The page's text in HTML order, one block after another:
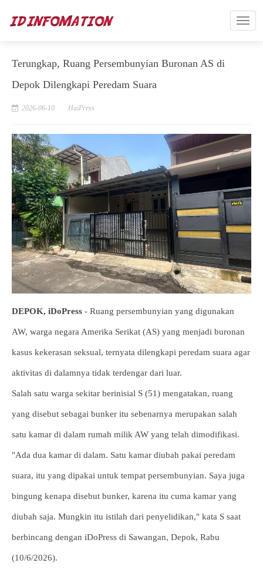
Terungkap, Ruang Persembunyian Buronan AS di
Depok Dilengkapi Peredam Suara
2026-06-10 HaiPress
DEPOK, iDoPress - Ruang persembunyian yang digunakan
AW, warga negara Amerika Serikat (AS) yang menjadi buronan
kasus kekerasan seksual, ternyata dilengkapi peredam suara agar
aktivitas di dalamnya tidak terdengar dari luar.
Salah satu warga sekitar berinisial S (51) mengatakan, ruang
yang disebut sebagai bunker itu sebenarnya merupakan salah
satu kamar di dalam rumah milik AW yang telah dimodifikasi.
"Ada dua kamar di dalam. Satu kamar diubah pakai peredam
suara, itu yang dipakai untuk tempat persembunyian. Saya juga
bingung kenapa disebut bunker, karena itu cuma kamar yang
diubah saja. Mungkin itu istilah dari penyelidikan," kata S saat
berbincang dengan iDoPress di Sawangan, Depok, Rabu
(10/6/2026).